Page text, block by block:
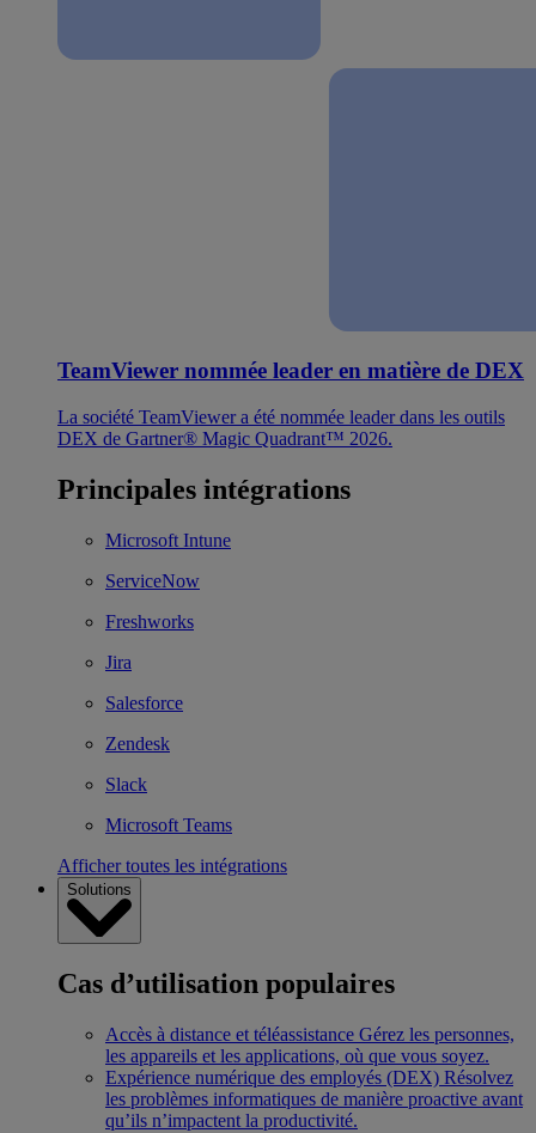
TeamViewer nommée leader en matière de DEX
La société TeamViewer a été nommée leader dans les outils
DEX de Gartner® Magic Quadrant™ 2026.
Principales intégrations
Microsoft Intune
ServiceNow
Freshworks
Jira
Salesforce
Zendesk
Slack
Microsoft Teams
Afficher toutes les intégrations
Solutions
Cas d’utilisation populaires
Accès à distance et téléassistance Gérez les personnes,
les appareils et les applications, où que vous soyez.
Expérience numérique des employés (DEX) Résolvez
les problèmes informatiques de manière proactive avant
qu’ils n’impactent la productivité.